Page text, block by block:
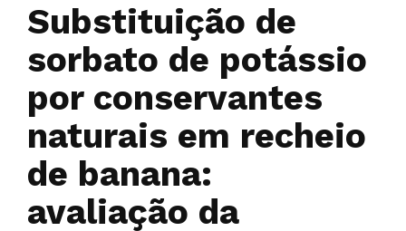
Substituição de
sorbato de potássio
por conservantes
naturais em recheio
de banana:
avaliação da